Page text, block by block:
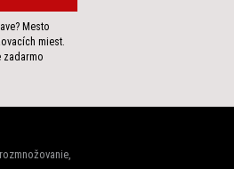
Mesto
miest.
zadarmo